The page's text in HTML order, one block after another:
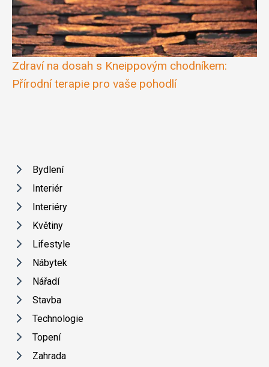
Zdraví na dosah s Kneippovým chodníkem:
Přírodní terapie pro vaše pohodlí
Bydlení
Interiér
Interiéry
Květiny
Lifestyle
Nábytek
Nářadí
Stavba
Technologie
Topení
Zahrada